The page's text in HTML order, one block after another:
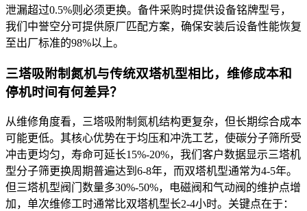
泄漏超过0.5%则必须更换。备件采购时提供设备铭牌型号，
我们中誉空分可提供原厂匹配方案，确保安装后设备性能恢复
至出厂标准的98%以上。
三塔吸附制氮机与传统双塔机型相比，维修成本和
停机时间有何差异？
从维修角度看，三塔吸附制氮机结构更复杂，但长期综合成本
可能更低。其核心优势在于均压和冲洗工艺，使碳分子筛所受
冲击更均匀，寿命可延长15%-20%，我们客户数据显示三塔机
型分子筛更换周期普遍达到6-8年，而双塔机型通常为4-5年。
但三塔机型阀门数量多30%-50%，电磁阀和气动阀的维护点增
加，单次维修工时通常比双塔机型长2-4小时。关键点在于：